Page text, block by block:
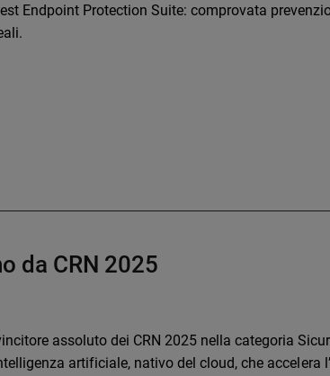
Endpoint Protection Suite: comprovata
da CRN 2025
assoluto dei CRN 2025 nella categoria
artificiale, nativo del cloud, che accelera